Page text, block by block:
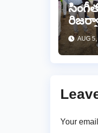
AUG 5,
Your